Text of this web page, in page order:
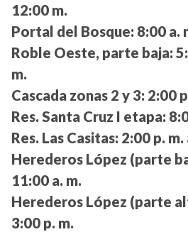
12:00 m.
Portal del Bosque: 8:00 a.
Roble Oeste, parte baja:
m.
Cascada zonas 2 y 3: 2:00
Res. Santa Cruz I etapa:
Res. Las Casitas: 2:00 p. m.
Herederos López (parte
11:00 a. m.
Herederos López (parte
3:00 p. m.